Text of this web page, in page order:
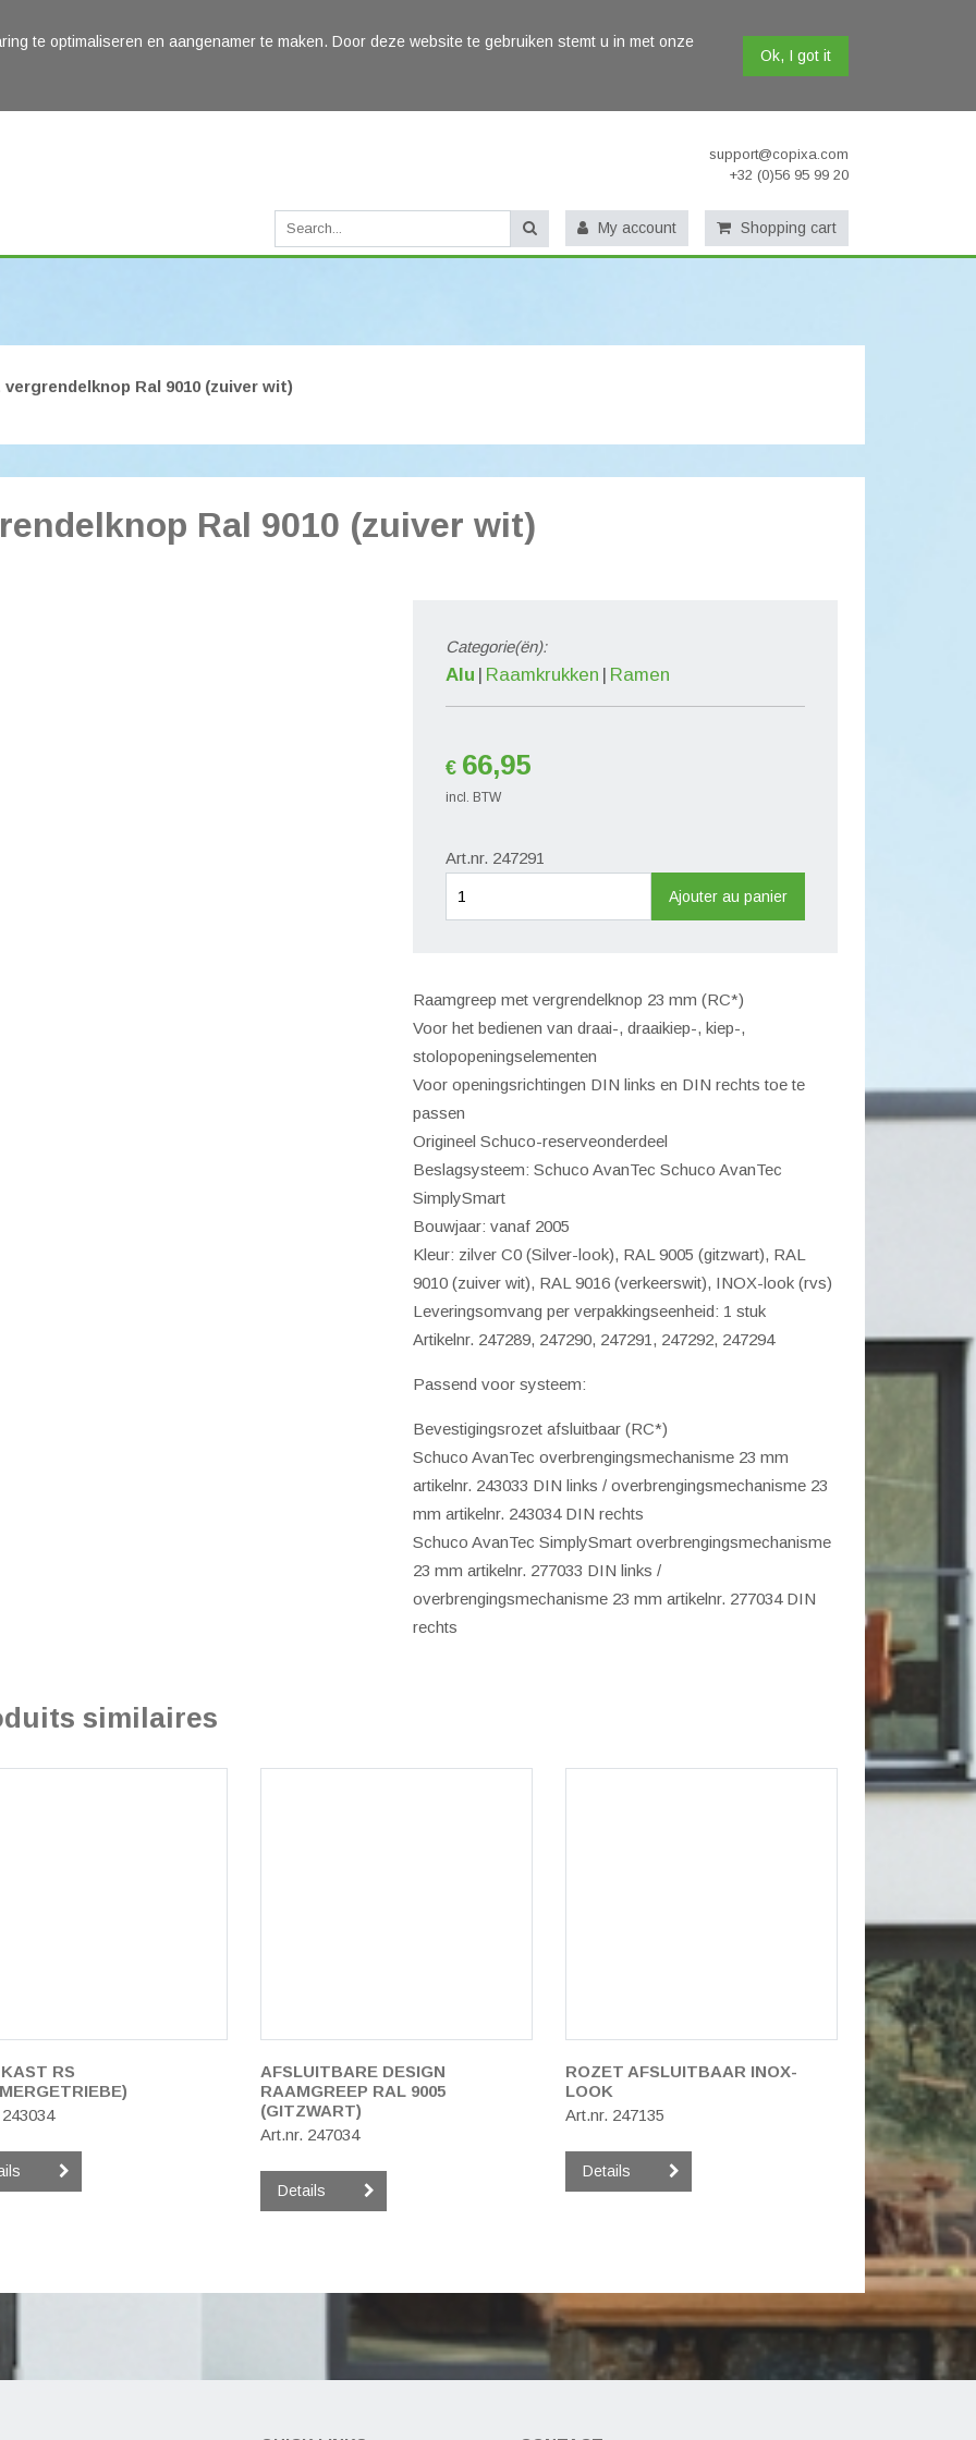
te optimaliseren en aangenamer te maken. Door deze website te gebruiken stemt u in met onze
Ok, I got it
support@copixa.com
+32 (0)56 95 99 20
My account Shopping cart
Ral 9010 (zuiver wit)
Ral 9010 (zuiver wit)
Categorie(ën):
Alu Raamkrukken Ramen
€ 66,95
incl. BTW
Art.nr. 247291
vergrendelknop
Ral
9010
(zuiver
wit)
Ajouter au panier
Raamgreep met vergrendelknop 23 mm (RC*)
Voor het bedienen van draai-, draaikiep-, kiep-,
stolopopeningselementen
Voor openingsrichtingen DIN links en DIN rechts toe te
passen
Origineel Schuco-reserveonderdeel
Beslagsysteem: Schuco AvanTec Schuco AvanTec
SimplySmart
Bouwjaar: vanaf 2005
Kleur: zilver C0 (Silver-look), RAL 9005 (gitzwart), RAL
9010 (zuiver wit), RAL 9016 (verkeerswit), INOX-look (rvs)
Leveringsomvang per verpakkingseenheid: 1 stuk
Artikelnr. 247289, 247290, 247291, 247292, 247294
Passend voor systeem:
Bevestigingsrozet afsluitbaar (RC*)
Schuco AvanTec overbrengingsmechanisme 23 mm
artikelnr. 243033 DIN links / overbrengingsmechanisme 23
mm artikelnr. 243034 DIN rechts
Schuco AvanTec SimplySmart overbrengingsmechanisme
23 mm artikelnr. 277033 DIN links /
overbrengingsmechanisme 23 mm artikelnr. 277034 DIN
rechts
similaires
RS
AFSLUITBARE DESIGN
RAAMGREEP RAL 9005
(GITZWART)
Art.nr. 247034
Details
ROZET AFSLUITBAAR INOX-
LOOK
Art.nr. 247135
Details